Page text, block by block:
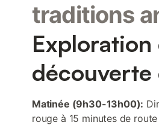
traditions
Matinée (9h30-13h00):
rouge à 15 minutes de